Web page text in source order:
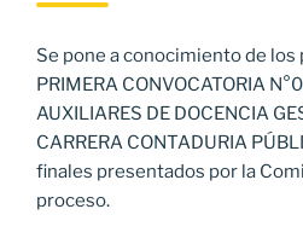
Se pone a conocimiento de los
PRIMERA CONVOCATORIA
AUXILIARES DE DOCENCIA
CARRERA CONTADURIA
finales presentados por la
proceso.